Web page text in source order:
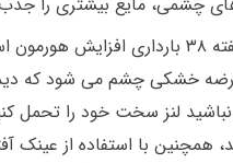
در هفته ۳۸ بارداری
خشکی چشم می شود که دید
لنز سخت خود را تحمل
همچنین با استفاده از عینک